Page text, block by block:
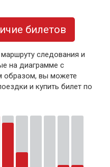
билетов
следования и
на диаграмме с
образом, вы можете
и купить билет по